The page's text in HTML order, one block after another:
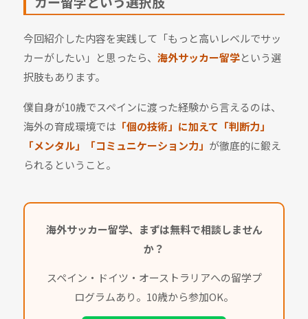
今回紹介した内容を実践して「もっと高いレベルでサッ
カーがしたい」と思ったら、海外サッカー留学という選
択肢もあります。
僕自身が10歳でスペインに渡った経験から言えるのは、
海外の育成環境では 「個の技術」に加えて「判断力」
「メンタル」「コミュニケーション力」 が徹底的に鍛え
られるということ。
海外サッカー留学、まずは無料で相談しません
か？
スペイン・ドイツ・オーストラリアへの留学プ
ログラムあり。10歳から参加OK。